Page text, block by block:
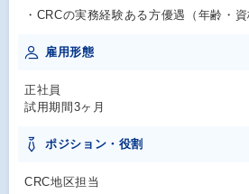
・CRCの実務経験ある方優遇（年齢・資
雇用形態
正社員
試用期間3ヶ月
ポジション・役割
CRC地区担当